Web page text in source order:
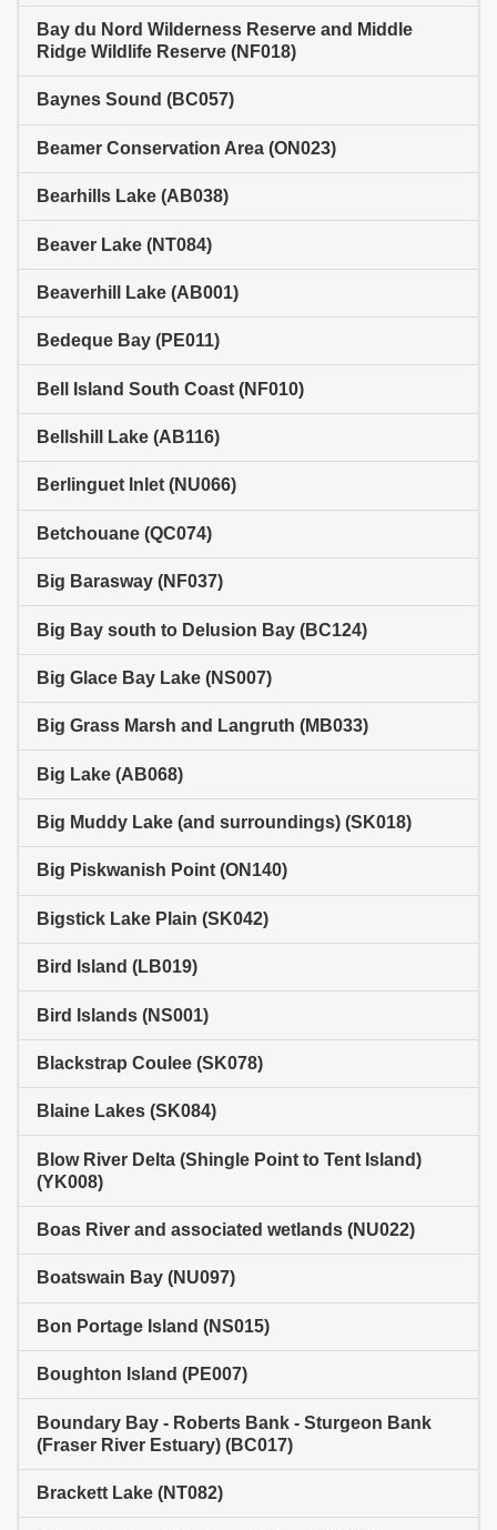
Bay du Nord Wilderness Reserve and Middle
Ridge Wildlife Reserve (NF018)
Baynes Sound (BC057)
Beamer Conservation Area (ON023)
Bearhills Lake (AB038)
Beaver Lake (NT084)
Beaverhill Lake (AB001)
Bedeque Bay (PE011)
Bell Island South Coast (NF010)
Bellshill Lake (AB116)
Berlinguet Inlet (NU066)
Betchouane (QC074)
Big Barasway (NF037)
Big Bay south to Delusion Bay (BC124)
Big Glace Bay Lake (NS007)
Big Grass Marsh and Langruth (MB033)
Big Lake (AB068)
Big Muddy Lake (and surroundings) (SK018)
Big Piskwanish Point (ON140)
Bigstick Lake Plain (SK042)
Bird Island (LB019)
Bird Islands (NS001)
Blackstrap Coulee (SK078)
Blaine Lakes (SK084)
Blow River Delta (Shingle Point to Tent Island)
(YK008)
Boas River and associated wetlands (NU022)
Boatswain Bay (NU097)
Bon Portage Island (NS015)
Boughton Island (PE007)
Boundary Bay - Roberts Bank - Sturgeon Bank
(Fraser River Estuary) (BC017)
Brackett Lake (NT082)